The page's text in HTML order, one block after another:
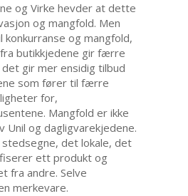
og Virke hevder at dette
og mangfold. Men
konkurranse og mangfold,
butikkjedene gir færre
gir mer ensidig tilbud
som fører til færre
for,
Mangfold er ikke
Unil og dagligvarekjedene.
det lokale, det
ett produkt og
fra andre. Selve
merkevare.